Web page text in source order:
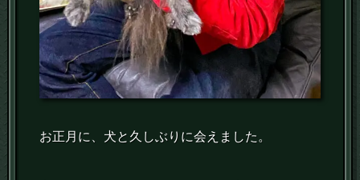
お正月に、犬と久しぶりに会えました。